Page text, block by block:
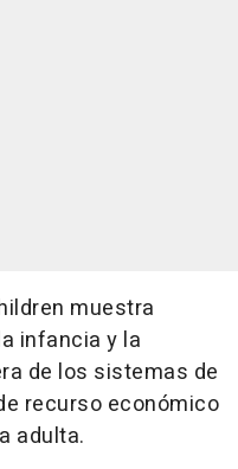
muestra
infancia y la
de los sistemas de
recurso económico
adulta.